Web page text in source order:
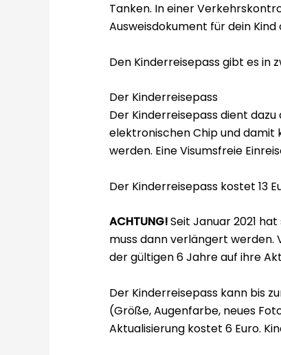
Tanken. In einer
Ausweisdokument für dein
Den Kinderreisepass gibt es in
Der Kinderreisepass
Der Kinderreisepass dient
elektronischen Chip und damit
werden. Eine Visumsfreie
Der Kinderreisepass kostet 13
ACHTUNG!Seit Januar 2021
muss dann verlängert werden.
der gültigen 6 Jahre auf ihre
Der Kinderreisepass kann bis
(Größe, Augenfarbe, neues
Aktualisierung kostet 6 Euro.